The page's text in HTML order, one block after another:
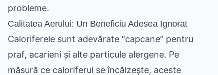
probleme.
Calitatea Aerului: Un Beneficiu Adesea Ignorat
Caloriferele sunt adevărate “capcane” pentru
praf, acarieni și alte particule alergene. Pe
măsură ce caloriferul se încălzește, aceste